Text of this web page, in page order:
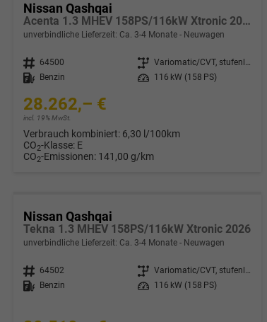
Nissan Qashqai
Acenta 1.3 MHEV 158PS/116kW Xtronic 2026
unverbindliche Lieferzeit: Ca. 3-4 Monate Neuwagen
Fahrzeugnr. 64500 Getriebe
Variomatic/CVT, stufenlos
Kraftstoff
Benzin Leistung 116 kW (158 PS)
28.262,– €
incl. 19% MwSt.
Verbrauch kombiniert: 6,30 l/100km
CO2-Klasse: E
CO2-Emissionen: 141,00 g/km
Nissan Qashqai
Tekna 1.3 MHEV 158PS/116kW Xtronic 2026
unverbindliche Lieferzeit: Ca. 3-4 Monate Neuwagen
Fahrzeugnr. 64502 Getriebe
Variomatic/CVT, stufenlos
Kraftstoff
Benzin Leistung 116 kW (158 PS)